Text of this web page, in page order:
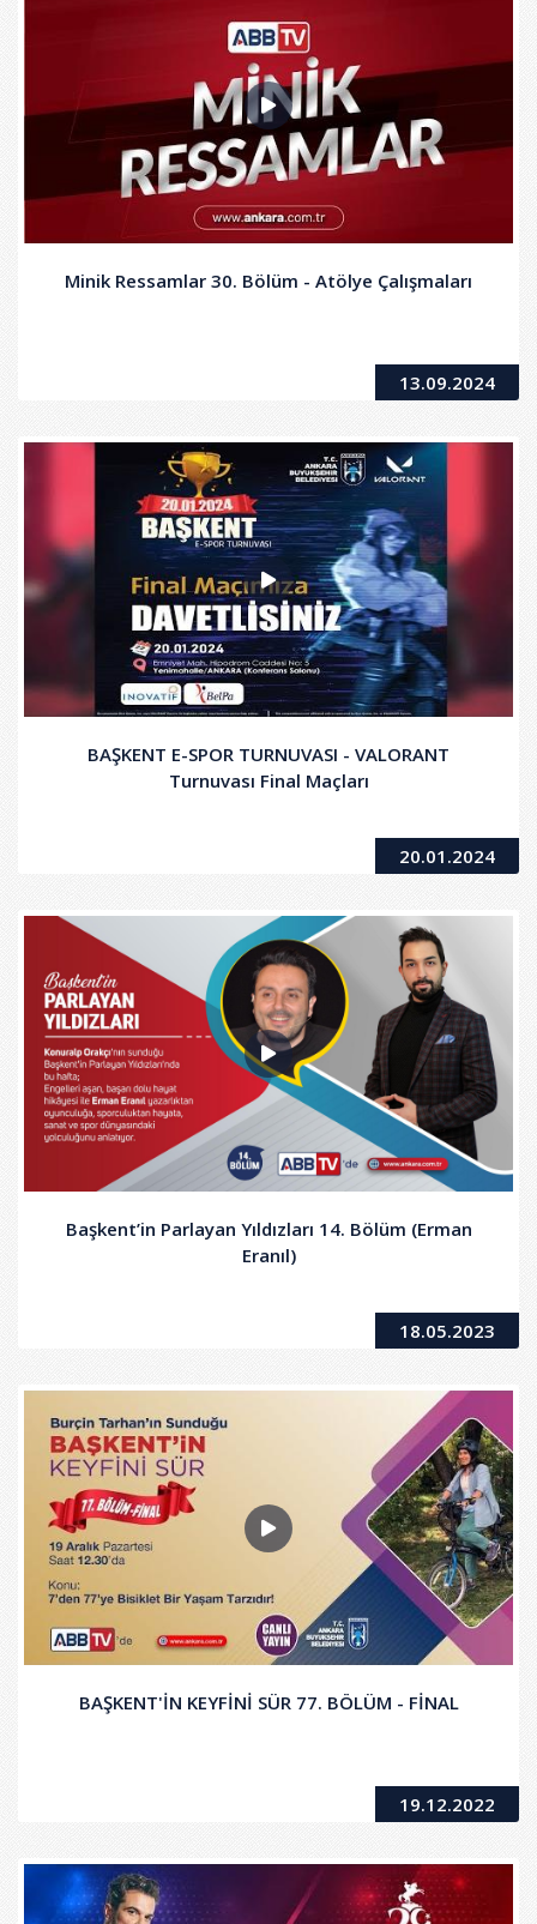
Minik Ressamlar 30. Bölüm - Atölye Çalışmaları
13.09.2024
BAŞKENT E-SPOR TURNUVASI - VALORANT
Turnuvası Final Maçları
20.01.2024
Başkent’in Parlayan Yıldızları 14. Bölüm (Erman
Eranıl)
18.05.2023
BAŞKENT'İN KEYFİNİ SÜR 77. BÖLÜM - FİNAL
19.12.2022